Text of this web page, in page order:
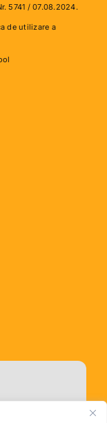
5741 / 07.08.2024.
de utilizare a